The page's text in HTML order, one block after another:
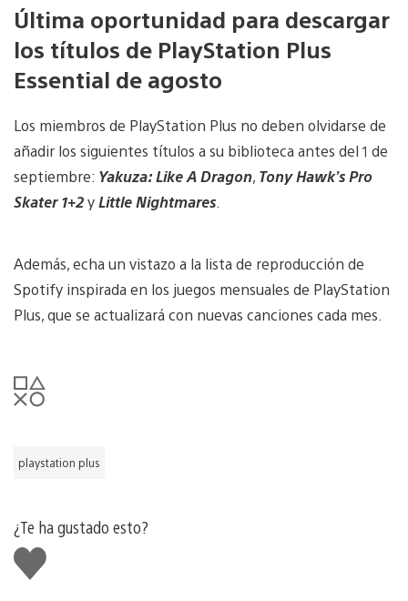
Última oportunidad para descargar
los títulos de PlayStation Plus
Essential de agosto
Los miembros de PlayStation Plus no deben olvidarse de
añadir los siguientes títulos a su biblioteca antes del 1 de
septiembre: Yakuza: Like A Dragon, Tony Hawk’s Pro
Skater 1+2yLittle Nightmares.
Además, echa un vistazo a la lista de reproducción de
Spotify inspirada en los juegos mensuales de PlayStation
Plus, que se actualizará con nuevas canciones cada mes.
playstation plus
¿Te ha gustado esto?
Me
gusta
esto